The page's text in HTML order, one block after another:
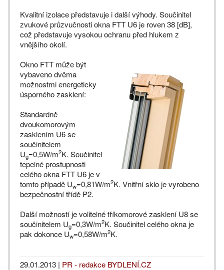
Kvalitní izolace představuje i další výhody. Součinitel
zvukové průzvučnosti okna FTT U6 je roven 38 [dB],
což představuje vysokou ochranu před hlukem z
vnějšího okolí.
Okno FTT může být
vybaveno dvěma
možnostmi energeticky
úsporného zasklení:
Standardně
dvoukomorovým
zasklením U6 se
součinitelem
Ug=0,5W/m2K. Součinitel
tepelné prostupnosti
celého okna FTT U6 je v
tomto případě Uw=0,81W/m2K. Vnitřní sklo je vyrobeno
bezpečnostní třídě P2.
Další možností je volitelné tříkomorové zasklení U8 se
součinitelem Ug=0,3W/m2K. Součinitel celého okna je
pak dokonce Uw=0,58W/m2K.
29.01.2013 | PR - redakce BYDLENÍ.CZ